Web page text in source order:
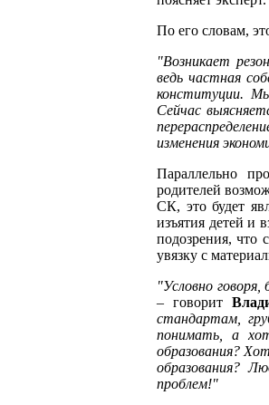
По его словам,
"Возникает
ведь частная
конституции.
Сейчас
изменения
Параллельно
родителей
СК, это будет
изъятия детей и
подозрения, что
увязку с
"Условно
– говорит
стандартам,
понимать, а
образования?
образования?
проблем!"